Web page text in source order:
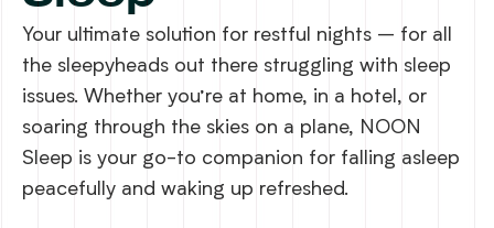
Your ultimate solution for restful nights – for all
the sleepyheads out there struggling with sleep
issues. Whether you’re at home, in a hotel, or
soaring through the skies on a plane, NOON
Sleep is your go-to companion for falling asleep
peacefully and waking up refreshed.